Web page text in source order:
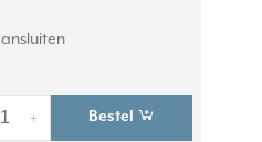
+ Bestel